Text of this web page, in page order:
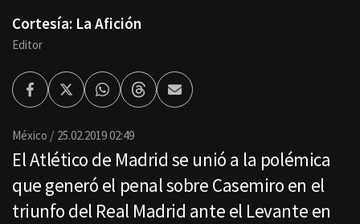
Cortesía: La Afición
Editor
FacebookTwitterWhatsappThreadsEnviar
por
México 25.02.2019 02:49
El Atlético de Madrid se unió a la polémica
que generó el penal sobre Casemiro en el
triunfo del Real Madrid ante el Levante en